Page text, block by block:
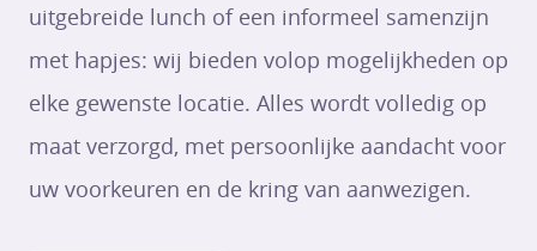
uitgebreide lunch of een informeel samenzijn
met hapjes: wij bieden volop mogelijkheden op
elke gewenste locatie. Alles wordt volledig op
maat verzorgd, met persoonlijke aandacht voor
uw voorkeuren en de kring van aanwezigen.